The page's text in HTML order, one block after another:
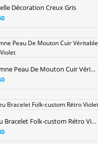
Décoration Creux Gris
Gant Femme Hiver Printemps L'automne Peau De Mouton Cuir Véritable Conduire Violet
Gant Femme Accessoires Brodé Milieu Bracelet Folk-custom Rétro Violet